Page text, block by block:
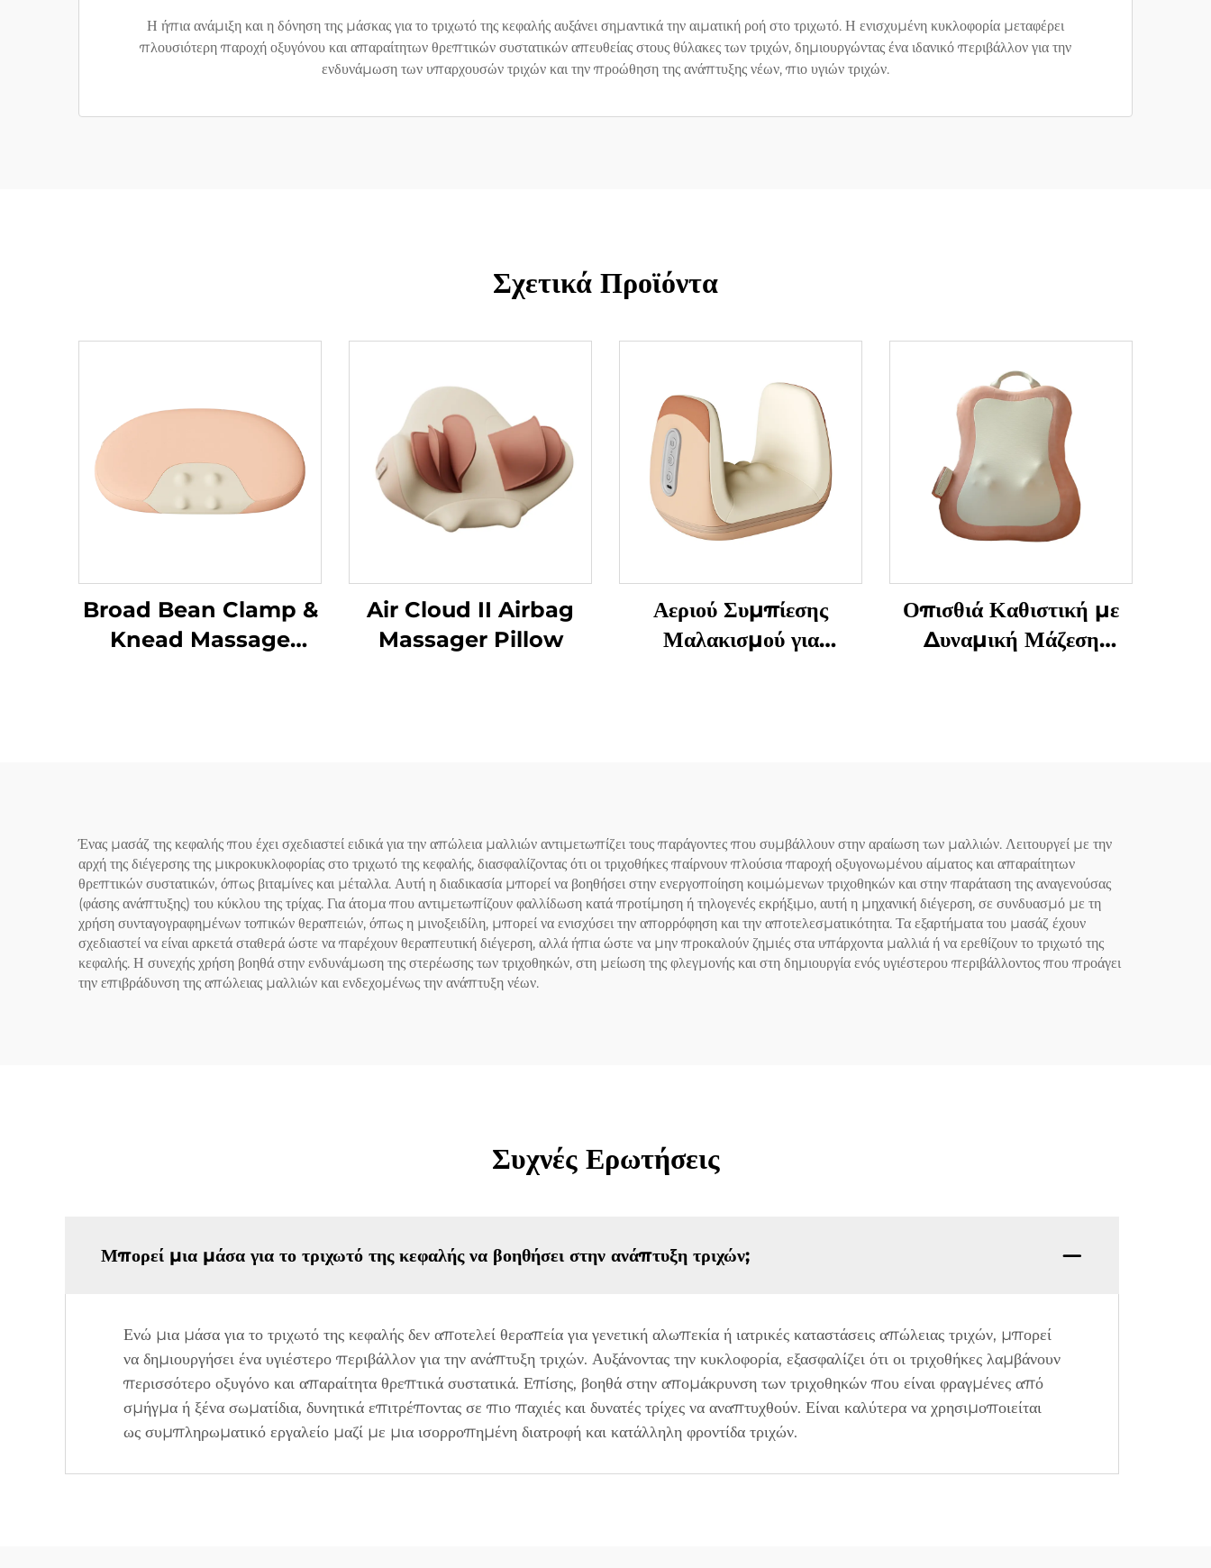
Η ήπια ανάμιξη και η δόνηση της μάσκας για το τριχωτό της κεφαλής αυξάνει σημαντικά την αιματική ροή στο τριχωτό. Η ενισχυμένη κυκλοφορία μεταφέρει
πλουσιότερη παροχή οξυγόνου και απαραίτητων θρεπτικών συστατικών απευθείας στους θύλακες των τριχών, δημιουργώντας ένα ιδανικό περιβάλλον για την
ενδυνάμωση των υπαρχουσών τριχών και την προώθηση της ανάπτυξης νέων, πιο υγιών τριχών.
Σχετικά Προϊόντα
Broad Bean Clamp &
Knead Massage
Air Cloud II Airbag
Massager Pillow
Αεριού Συμπίεσης
Μαλακισμού για
Οπισθιά Καθιστική με
Δυναμική Μάζεση
Ένας μασάζ της κεφαλής που έχει σχεδιαστεί ειδικά για την απώλεια μαλλιών αντιμετωπίζει τους παράγοντες που συμβάλλουν στην αραίωση των μαλλιών. Λειτουργεί με την
αρχή της διέγερσης της μικροκυκλοφορίας στο τριχωτό της κεφαλής, διασφαλίζοντας ότι οι τριχοθήκες παίρνουν πλούσια παροχή οξυγονωμένου αίματος και απαραίτητων
θρεπτικών συστατικών, όπως βιταμίνες και μέταλλα. Αυτή η διαδικασία μπορεί να βοηθήσει στην ενεργοποίηση κοιμώμενων τριχοθηκών και στην παράταση της αναγενούσας
(φάσης ανάπτυξης) του κύκλου της τρίχας. Για άτομα που αντιμετωπίζουν φαλλίδωση κατά προτίμηση ή τηλογενές εκρήξιμο, αυτή η μηχανική διέγερση, σε συνδυασμό με τη
χρήση συνταγογραφημένων τοπικών θεραπειών, όπως η μινοξειδίλη, μπορεί να ενισχύσει την απορρόφηση και την αποτελεσματικότητα. Τα εξαρτήματα του μασάζ έχουν
σχεδιαστεί να είναι αρκετά σταθερά ώστε να παρέχουν θεραπευτική διέγερση, αλλά ήπια ώστε να μην προκαλούν ζημιές στα υπάρχοντα μαλλιά ή να ερεθίζουν το τριχωτό της
κεφαλής. Η συνεχής χρήση βοηθά στην ενδυνάμωση της στερέωσης των τριχοθηκών, στη μείωση της φλεγμονής και στη δημιουργία ενός υγιέστερου περιβάλλοντος που προάγει
την επιβράδυνση της απώλειας μαλλιών και ενδεχομένως την ανάπτυξη νέων.
Συχνές Ερωτήσεις
Μπορεί μια μάσα για το τριχωτό της κεφαλής να βοηθήσει στην ανάπτυξη τριχών;
Ενώ μια μάσα για το τριχωτό της κεφαλής δεν αποτελεί θεραπεία για γενετική αλωπεκία ή ιατρικές καταστάσεις απώλειας τριχών, μπορεί
να δημιουργήσει ένα υγιέστερο περιβάλλον για την ανάπτυξη τριχών. Αυξάνοντας την κυκλοφορία, εξασφαλίζει ότι οι τριχοθήκες λαμβάνουν
περισσότερο οξυγόνο και απαραίτητα θρεπτικά συστατικά. Επίσης, βοηθά στην απομάκρυνση των τριχοθηκών που είναι φραγμένες από
σμήγμα ή ξένα σωματίδια, δυνητικά επιτρέποντας σε πιο παχιές και δυνατές τρίχες να αναπτυχθούν. Είναι καλύτερα να χρησιμοποιείται
ως συμπληρωματικό εργαλείο μαζί με μια ισορροπημένη διατροφή και κατάλληλη φροντίδα τριχών.